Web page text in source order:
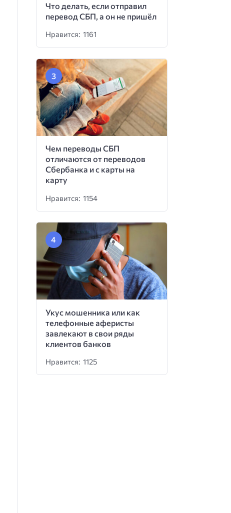
Что делать, если отправил
перевод СБП, а он не пришёл
Нравится: 1161
Чем переводы СБП
отличаются от переводов
Сбербанка и с карты на
карту
Нравится: 1154
Укус мошенника или как
телефонные аферисты
завлекают в свои ряды
клиентов банков
Нравится: 1125